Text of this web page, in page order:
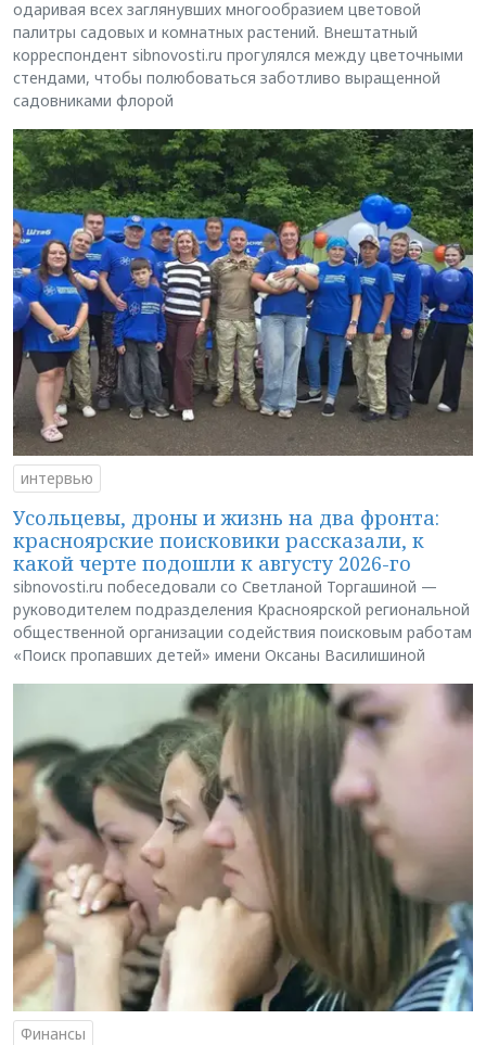
одаривая всех заглянувших многообразием цветовой
палитры садовых и комнатных растений. Внештатный
корреспондент sibnovosti.ru прогулялся между цветочными
стендами, чтобы полюбоваться заботливо выращенной
садовниками флорой
интервью
Усольцевы, дроны и жизнь на два фронта:
красноярские поисковики рассказали, к
какой черте подошли к августу 2026-го
sibnovosti.ru побеседовали со Светланой Торгашиной —
руководителем подразделения Красноярской региональной
общественной организации содействия поисковым работам
«Поиск пропавших детей» имени Оксаны Василишиной
Финансы